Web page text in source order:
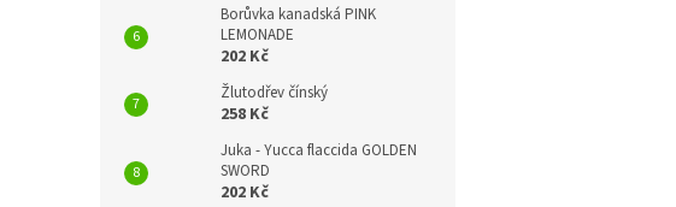
Borůvka kanadská PINK
LEMONADE
202 Kč
Žlutodřev čínský
258 Kč
Juka - Yucca flaccida GOLDEN
SWORD
202 Kč